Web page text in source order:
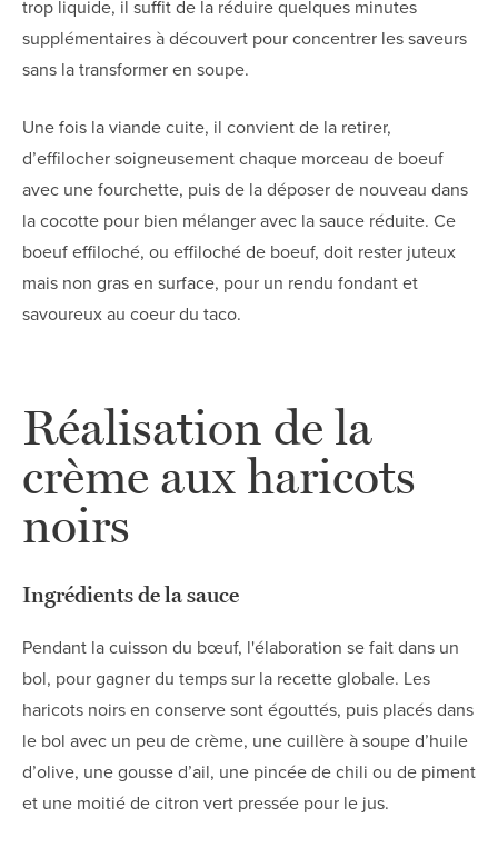
trop liquide, il suffit de la réduire quelques minutes
supplémentaires à découvert pour concentrer les saveurs
sans la transformer en soupe.
Une fois la viande cuite, il convient de la retirer,
d’effilocher soigneusement chaque morceau de boeuf
avec une fourchette, puis de la déposer de nouveau dans
la cocotte pour bien mélanger avec la sauce réduite. Ce
boeuf effiloché, ou effiloché de boeuf, doit rester juteux
mais non gras en surface, pour un rendu fondant et
savoureux au coeur du taco.
Réalisation de la
crème aux haricots
noirs
Ingrédients de la sauce
Pendant la cuisson du bœuf, l'élaboration se fait dans un
bol, pour gagner du temps sur la recette globale. Les
haricots noirs en conserve sont égouttés, puis placés dans
le bol avec un peu de crème, une cuillère à soupe d’huile
d’olive, une gousse d’ail, une pincée de chili ou de piment
et une moitié de citron vert pressée pour le jus.